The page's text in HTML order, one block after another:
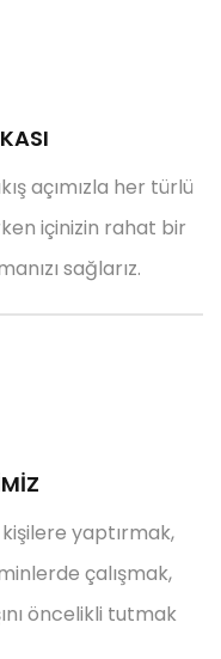
açımızla her türlü
içinizin rahat bir
sağlarız.
kişilere yaptırmak,
çalışmak,
öncelikli tutmak